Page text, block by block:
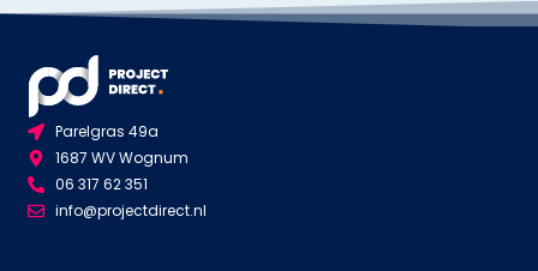
Parelgras 49a
1687 WV Wognum
06 317 62 351
info@projectdirect.nl